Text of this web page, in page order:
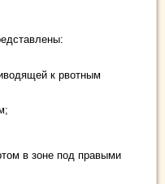
к рвотным
в зоне под правыми